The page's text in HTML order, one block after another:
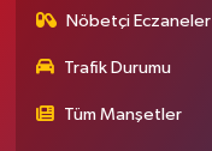
Nöbetçi Eczaneler
Trafik Durumu
Tüm Manşetler